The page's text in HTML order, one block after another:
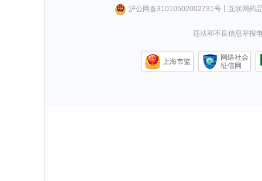
沪公网备31010502002731号丨 互联网药
违法和不良信息举报
上海市监
网络社会
征信网